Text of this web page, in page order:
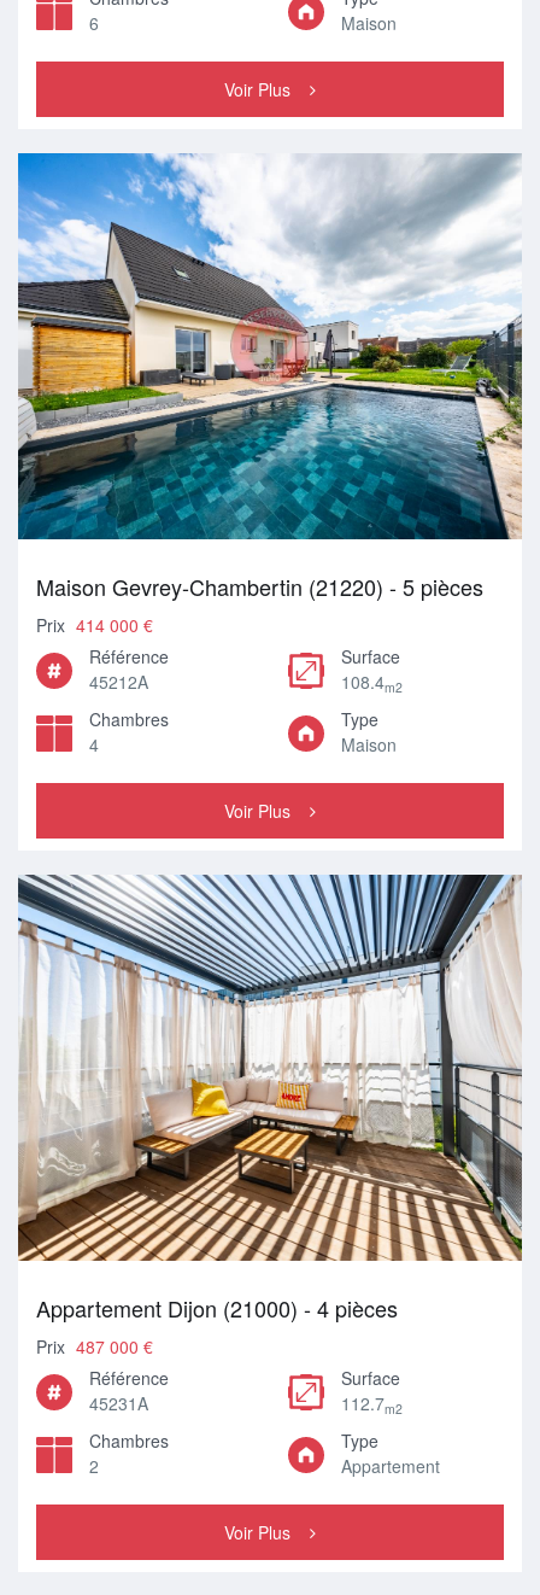
6
Maison
Voir Plus
Maison Gevrey-Chambertin (21220) - 5 pièces
Prix 414 000 €
Référence
45212A
Surface
108.4m2
Chambres
4
Type
Maison
Voir Plus
Appartement Dijon (21000) - 4 pièces
Prix 487 000 €
Référence
45231A
Surface
112.7m2
Chambres
2
Type
Appartement
Voir Plus